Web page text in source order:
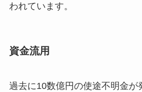
われています。
資金流用
過去に10数億円の使途不明金が